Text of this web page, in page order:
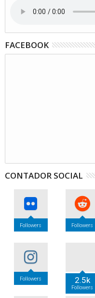
FACEBOOK
CONTADOR SOCIAL
Followers Followers
Followers 2.5k
Followers